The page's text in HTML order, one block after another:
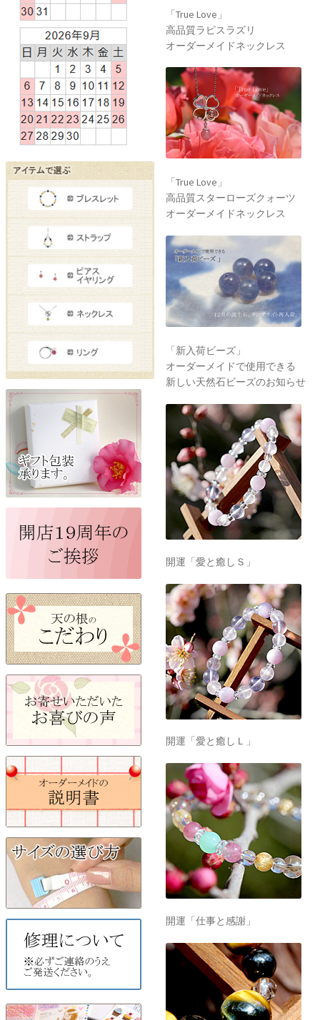
「True Love」
高品質ラピスラズリ
オーダーメイドネックレス
「True Love」
高品質スターローズクォーツ
オーダーメイドネックレス
「新入荷ビーズ」
オーダーメイドで使用できる
新しい天然石ビーズのお知らせ
開運「愛と癒しＳ」
開運「愛と癒しＬ」
開運「仕事と感謝」